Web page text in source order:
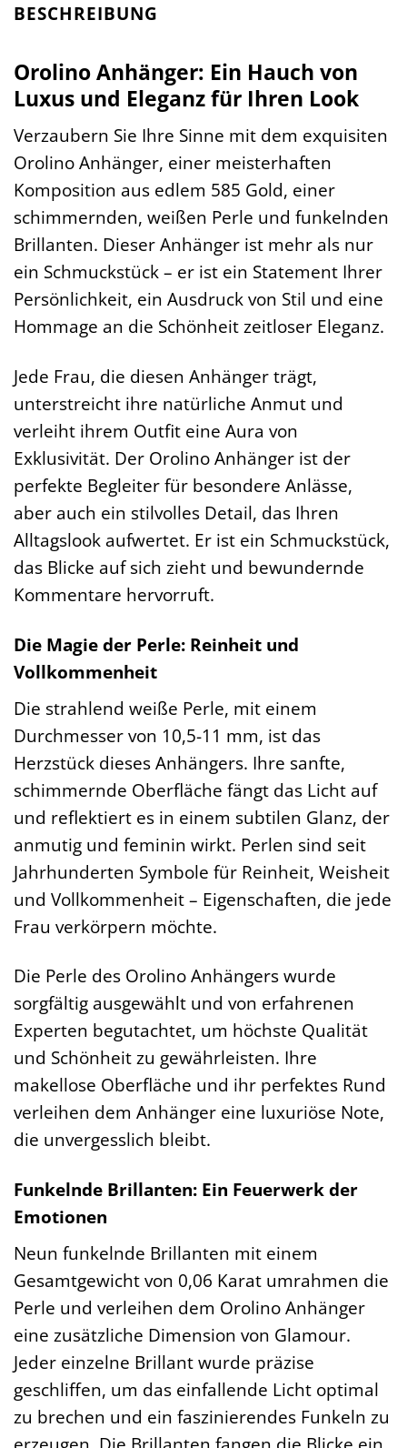
BESCHREIBUNG
Orolino Anhänger: Ein Hauch von
Luxus und Eleganz für Ihren Look
Verzaubern Sie Ihre Sinne mit dem exquisiten
Orolino Anhänger, einer meisterhaften
Komposition aus edlem 585 Gold, einer
schimmernden, weißen Perle und funkelnden
Brillanten. Dieser Anhänger ist mehr als nur
ein Schmuckstück – er ist ein Statement Ihrer
Persönlichkeit, ein Ausdruck von Stil und eine
Hommage an die Schönheit zeitloser Eleganz.
Jede Frau, die diesen Anhänger trägt,
unterstreicht ihre natürliche Anmut und
verleiht ihrem Outfit eine Aura von
Exklusivität. Der Orolino Anhänger ist der
perfekte Begleiter für besondere Anlässe,
aber auch ein stilvolles Detail, das Ihren
Alltagslook aufwertet. Er ist ein Schmuckstück,
das Blicke auf sich zieht und bewundernde
Kommentare hervorruft.
Die Magie der Perle: Reinheit und
Vollkommenheit
Die strahlend weiße Perle, mit einem
Durchmesser von 10,5-11 mm, ist das
Herzstück dieses Anhängers. Ihre sanfte,
schimmernde Oberfläche fängt das Licht auf
und reflektiert es in einem subtilen Glanz, der
anmutig und feminin wirkt. Perlen sind seit
Jahrhunderten Symbole für Reinheit, Weisheit
und Vollkommenheit – Eigenschaften, die jede
Frau verkörpern möchte.
Die Perle des Orolino Anhängers wurde
sorgfältig ausgewählt und von erfahrenen
Experten begutachtet, um höchste Qualität
und Schönheit zu gewährleisten. Ihre
makellose Oberfläche und ihr perfektes Rund
verleihen dem Anhänger eine luxuriöse Note,
die unvergesslich bleibt.
Funkelnde Brillanten: Ein Feuerwerk der
Emotionen
Neun funkelnde Brillanten mit einem
Gesamtgewicht von 0,06 Karat umrahmen die
Perle und verleihen dem Orolino Anhänger
eine zusätzliche Dimension von Glamour.
Jeder einzelne Brillant wurde präzise
geschliffen, um das einfallende Licht optimal
zu brechen und ein faszinierendes Funkeln zu